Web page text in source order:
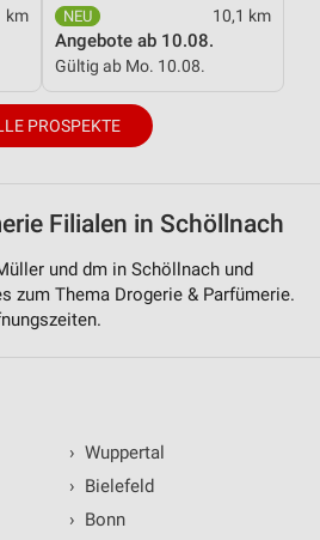
km 10,1 km
Angebote ab 10.08.
Gültig ab Mo. 10.08.
PROSPEKTE
Filialen in Schöllnach
und dm in Schöllnach und
zum Thema Drogerie & Parfümerie.
› Wuppertal
› Bielefeld
› Bonn